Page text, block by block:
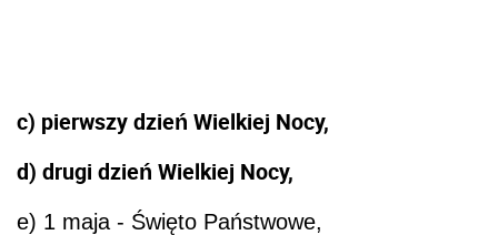
c) pierwszydzień Wielkiej Nocy,
d) drugi dzień Wielkiej Nocy,
e) 1 maja - Święto Państwowe,